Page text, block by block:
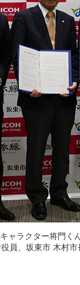
ラクター将門く
員、坂東市 木村